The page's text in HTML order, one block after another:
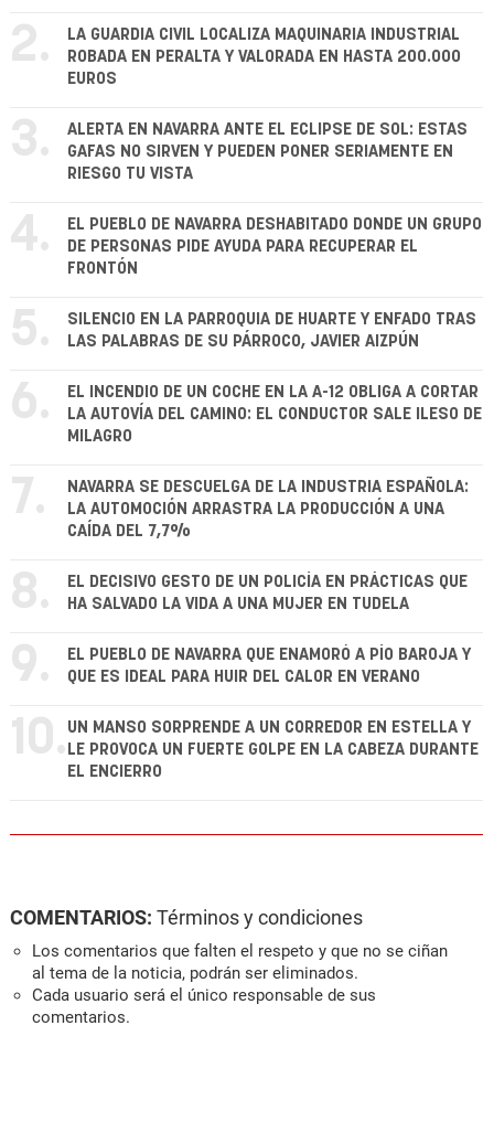
2.
LA GUARDIA CIVIL LOCALIZA MAQUINARIA INDUSTRIAL
ROBADA EN PERALTA Y VALORADA EN HASTA 200.000
EUROS
3.
ALERTA EN NAVARRA ANTE EL ECLIPSE DE SOL: ESTAS
GAFAS NO SIRVEN Y PUEDEN PONER SERIAMENTE EN
RIESGO TU VISTA
4.
EL PUEBLO DE NAVARRA DESHABITADO DONDE UN GRUPO
DE PERSONAS PIDE AYUDA PARA RECUPERAR EL
FRONTÓN
5.
SILENCIO EN LA PARROQUIA DE HUARTE Y ENFADO TRAS
LAS PALABRAS DE SU PÁRROCO, JAVIER AIZPÚN
6.
EL INCENDIO DE UN COCHE EN LA A-12 OBLIGA A CORTAR
LA AUTOVÍA DEL CAMINO: EL CONDUCTOR SALE ILESO DE
MILAGRO
7.
NAVARRA SE DESCUELGA DE LA INDUSTRIA ESPAÑOLA:
LA AUTOMOCIÓN ARRASTRA LA PRODUCCIÓN A UNA
CAÍDA DEL 7,7%
8.
EL DECISIVO GESTO DE UN POLICÍA EN PRÁCTICAS QUE
HA SALVADO LA VIDA A UNA MUJER EN TUDELA
9.
EL PUEBLO DE NAVARRA QUE ENAMORÓ A PÍO BAROJA Y
QUE ES IDEAL PARA HUIR DEL CALOR EN VERANO
10. UN MANSO SORPRENDE A UN CORREDOR EN ESTELLA Y
LE PROVOCA UN FUERTE GOLPE EN LA CABEZA DURANTE
EL ENCIERRO
COMENTARIOS: Términos y condiciones
Los comentarios que falten el respeto y que no se ciñan
al tema de la noticia, podrán ser eliminados.
Cada usuario será el único responsable de sus
comentarios.